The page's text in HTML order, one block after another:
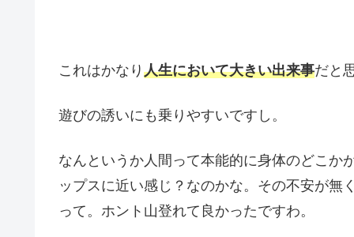
これはかなり 人生において大きい出来事だと
遊びの誘いにも乗りやすいですし。
なんというか人間って本能的に身体のどこか
ップスに近い感じ？なのかな。その不安が無
って。ホント山登れて良かったですわ。